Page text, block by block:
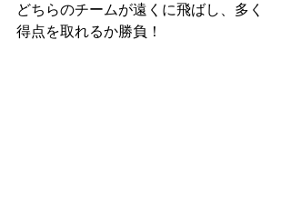
どちらのチームが遠くに飛ばし、多く
得点を取れるか勝負！